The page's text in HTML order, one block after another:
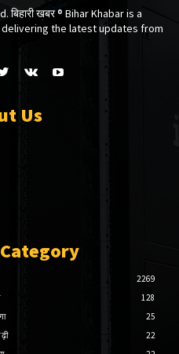
खबर ®​ Bihar Khabar is a
the latest updates from
Us
2269
128
25
22